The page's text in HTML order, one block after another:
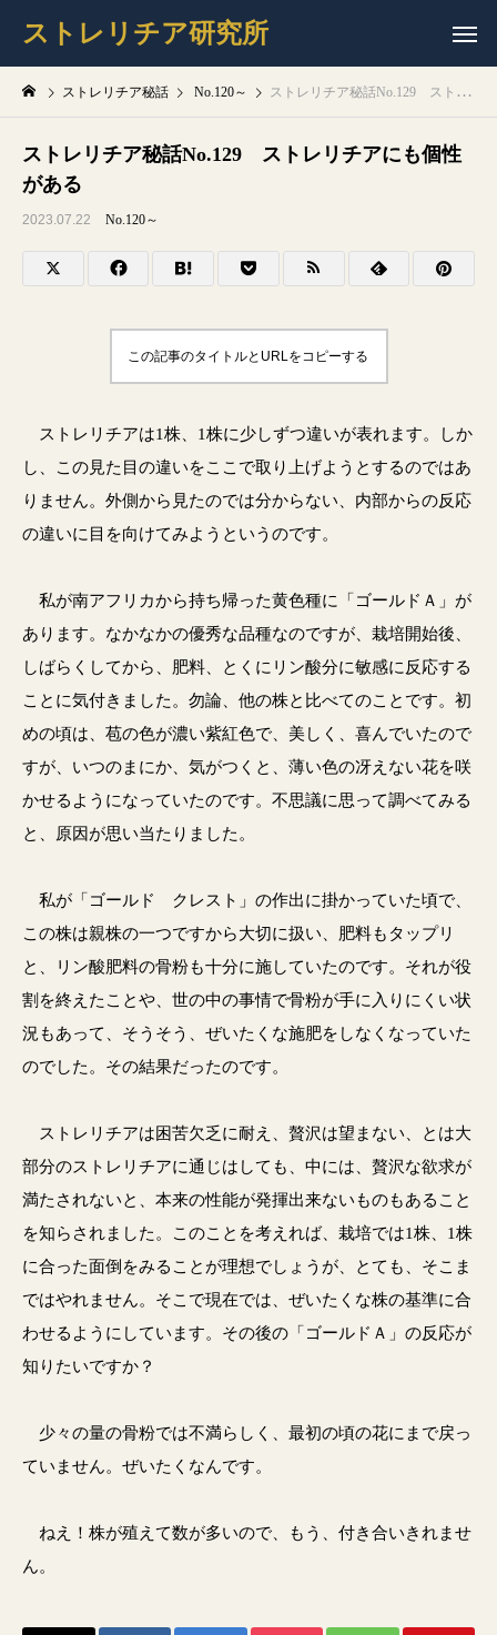
ストレリチア研究所
ストレリチア秘話 No.120～ ストレリチア秘話No.129 ストレリチアにも個性がある
ストレリチア秘話No.129 ストレリチアにも個性
がある
2023.07.22 No.120～
この記事のタイトルとURLをコピーする
ストレリチアは1株、1株に少しずつ違いが表れます。しか
し、この見た目の違いをここで取り上げようとするのではあ
りません。外側から見たのでは分からない、内部からの反応
の違いに目を向けてみようというのです。
私が南アフリカから持ち帰った黄色種に「ゴールドＡ」が
あります。なかなかの優秀な品種なのですが、栽培開始後、
しばらくしてから、肥料、とくにリン酸分に敏感に反応する
ことに気付きました。勿論、他の株と比べてのことです。初
めの頃は、苞の色が濃い紫紅色で、美しく、喜んでいたので
すが、いつのまにか、気がつくと、薄い色の冴えない花を咲
かせるようになっていたのです。不思議に思って調べてみる
と、原因が思い当たりました。
私が「ゴールド クレスト」の作出に掛かっていた頃で、
この株は親株の一つですから大切に扱い、肥料もタップリ
と、リン酸肥料の骨粉も十分に施していたのです。それが役
割を終えたことや、世の中の事情で骨粉が手に入りにくい状
況もあって、そうそう、ぜいたくな施肥をしなくなっていた
のでした。その結果だったのです。
ストレリチアは困苦欠乏に耐え、贅沢は望まない、とは大
部分のストレリチアに通じはしても、中には、贅沢な欲求が
満たされないと、本来の性能が発揮出来ないものもあること
を知らされました。このことを考えれば、栽培では1株、1株
に合った面倒をみることが理想でしょうが、とても、そこま
ではやれません。そこで現在では、ぜいたくな株の基準に合
わせるようにしています。その後の「ゴールドＡ」の反応が
知りたいですか？
少々の量の骨粉では不満らしく、最初の頃の花にまで戻っ
ていません。ぜいたくなんです。
ねえ！株が殖えて数が多いので、もう、付き合いきれませ
ん。